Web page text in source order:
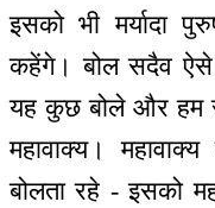
इसको भी मर्यादा
कहेंगे। बोल सदैव ऐसे
यह कुछ बोले और हम
महावाक्य।
बोलता रहे - इसको